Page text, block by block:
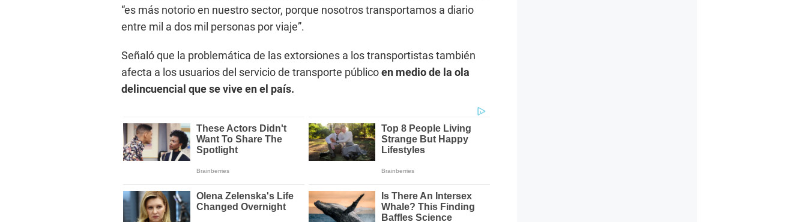
“es más notorio en nuestro sector, porque nosotros transportamos a diario
entre mil a dos mil personas por viaje”.
Señaló que la problemática de las extorsiones a los transportistas también
afecta a los usuarios del servicio de transporte públicoen medio de la ola
delincuencial que se vive en el país.